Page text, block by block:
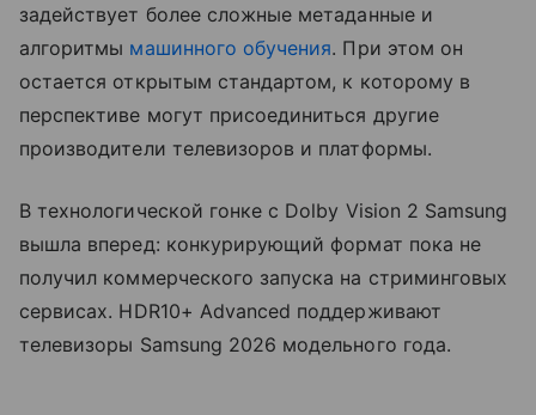
задействует более сложные метаданные и
алгоритмы машинного обучения. При этом он
остается открытым стандартом, к которому в
перспективе могут присоединиться другие
производители телевизоров и платформы.
В технологической гонке с Dolby Vision 2 Samsung
вышла вперед: конкурирующий формат пока не
получил коммерческого запуска на стриминговых
сервисах. HDR10+ Advanced поддерживают
телевизоры Samsung 2026 модельного года.